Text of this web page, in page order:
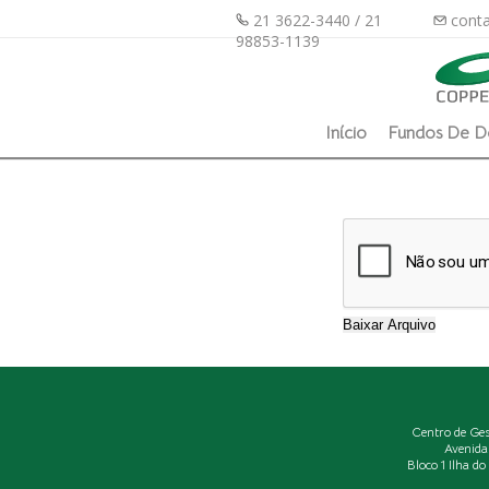
21 3622-3440 / 21
98853-1139
Início Fundos De
Centro de
Bloco 1 Ilha